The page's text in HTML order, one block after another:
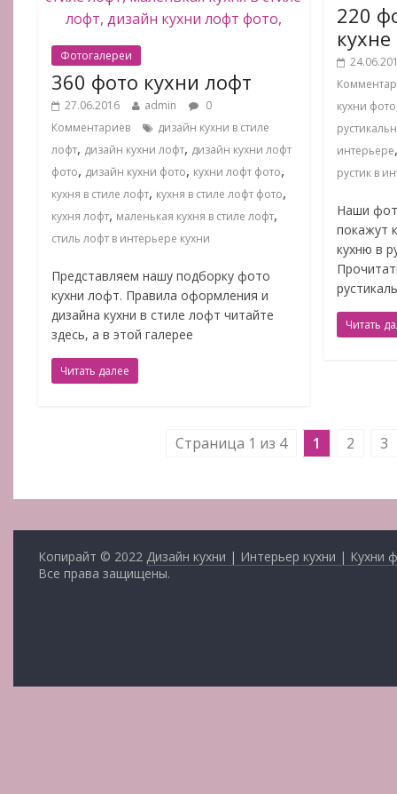
Фотогалереи
360 фото кухни лофт
27.06.2016 admin
0
Комментариев
дизайн кухни в стиле
лофт, дизайн кухни лофт, дизайн кухни лофт
фото, дизайн кухни фото, кухни лофт фото,
кухня в стиле лофт, кухня в стиле лофт фото,
кухня лофт, маленькая кухня в стиле лофт,
стиль лофт в интерьере кухни
Представляем нашу подборку фото
кухни лофт. Правила оформления и
дизайна кухни в стиле лофт читайте
здесь, а в этой галерее
Читать далее
220
кухне
кухни фото
интерьере
рустик в
Наши
покажут
кухню в
Читать
Страница 1 из 4 1 2 3
Копирайт © 2022 Дизайн кухни | Интерьер кухни | Кухни
Все права защищены.